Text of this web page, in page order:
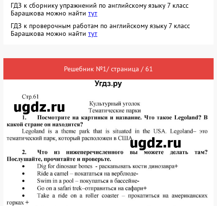
ГДЗ к сборнику упражнений по английскому языку 7 класс
Барашкова можно найти тут
ГДЗ к проверочным работам по английскому языку 7 класс
Барашкова можно найти тут
Решебник №1/ страница / 61